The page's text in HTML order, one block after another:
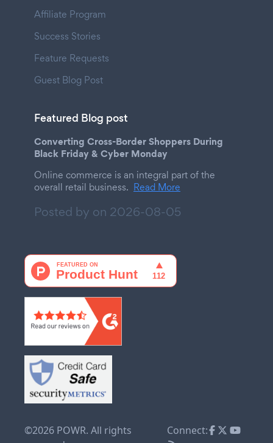
Affiliate Program
Success Stories
Feature Requests
Guest Blog Post
Featured Blog post
Converting Cross-Border Shoppers During
Black Friday & Cyber Monday
Online commerce is an integral part of the
overall retail business. Read More
Posted by on 2026-08-05
©2026 POWR. All rights
Connect: